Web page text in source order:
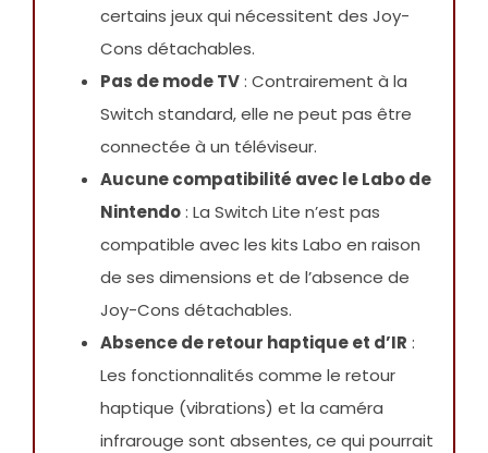
certains jeux qui nécessitent des Joy-
Cons détachables.
Pas de mode TV: Contrairement à la
Switch standard, elle ne peut pas être
connectée à un téléviseur.
Aucune compatibilité avec le Labo de
Nintendo: La Switch Lite n’est pas
compatible avec les kits Labo en raison
de ses dimensions et de l’absence de
Joy-Cons détachables.
Absence de retour haptique et d’IR :
Les fonctionnalités comme le retour
haptique (vibrations) et la caméra
infrarouge sont absentes, ce qui pourrait